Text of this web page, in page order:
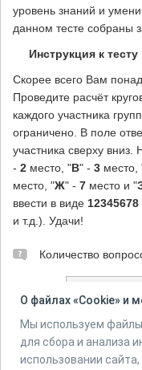
уровень знаний и
данном тесте собраны
Инструкция к тесту
Скорее всего Вам
Проведите расчёт
каждого участника
ограничено. В поле
участника сверху
- 2 место, "В" - 3 место,
место, "Ж" - 7 место и "
ввести в виде 12345678
и т.д.). Удачи!
Количество
Источник:
Правила вида
Министерства спорта
изменениями, внесенными
О файлах «Cookie» и
Мы используем
для сбора и анализа
использовании